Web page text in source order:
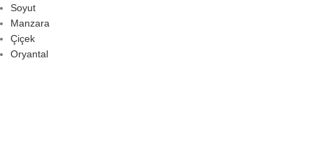
Soyut
Manzara
Çiçek
Oryantal